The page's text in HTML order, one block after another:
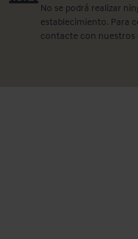
No se podrá realizar
establecimiento. Para
contacte con nuestros